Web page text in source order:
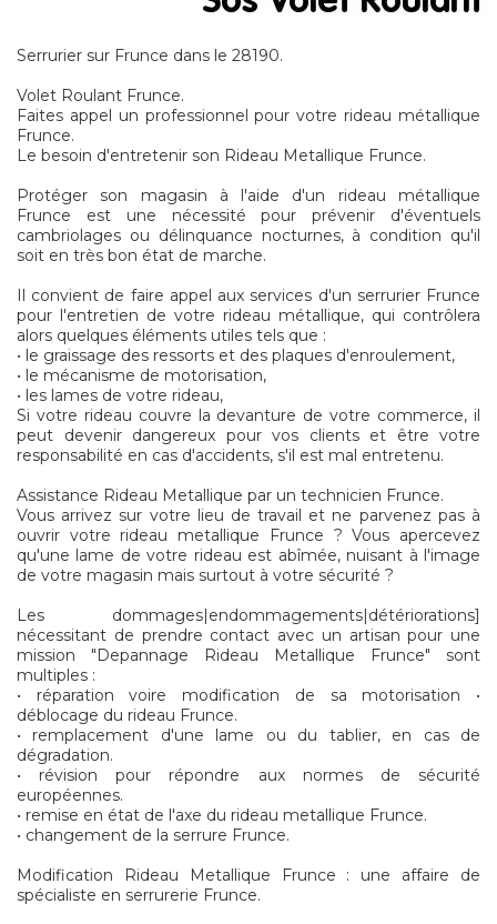
Serrurier sur Frunce dans le 28190.
Volet Roulant Frunce.
Faites appel un professionnel pour votre rideau métallique
Frunce.
Le besoin d'entretenir son Rideau Metallique Frunce.
Protéger son magasin à l'aide d'un rideau métallique
Frunce est une nécessité pour prévenir d'éventuels
cambriolages ou délinquance nocturnes, à condition qu'il
soit en très bon état de marche.
Il convient de faire appel aux services d'un serrurier Frunce
pour l'entretien de votre rideau métallique, qui contrôlera
alors quelques éléments utiles tels que :
• le graissage des ressorts et des plaques d'enroulement,
• le mécanisme de motorisation,
• les lames de votre rideau,
Si votre rideau couvre la devanture de votre commerce, il
peut devenir dangereux pour vos clients et être votre
responsabilité en cas d'accidents, s'il est mal entretenu.
Assistance Rideau Metallique par un technicien Frunce.
Vous arrivez sur votre lieu de travail et ne parvenez pas à
ouvrir votre rideau metallique Frunce ? Vous apercevez
qu'une lame de votre rideau est abîmée, nuisant à l'image
de votre magasin mais surtout à votre sécurité ?
Les dommages|endommagements|détériorations]
nécessitant de prendre contact avec un artisan pour une
mission "Depannage Rideau Metallique Frunce" sont
multiples :
• réparation voire modification de sa motorisation •
déblocage du rideau Frunce.
• remplacement d'une lame ou du tablier, en cas de
dégradation.
• révision pour répondre aux normes de sécurité
européennes.
• remise en état de l'axe du rideau metallique Frunce.
• changement de la serrure Frunce.
Modification Rideau Metallique Frunce : une affaire de
spécialiste en serrurerie Frunce.